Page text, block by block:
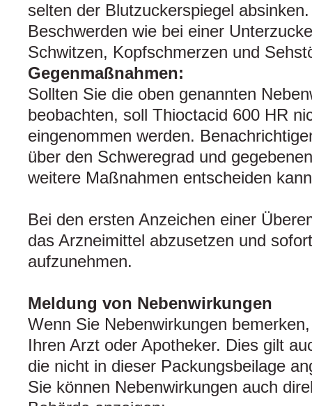
selten der Blutzuckerspiegel
Beschwerden wie bei einer
Schwitzen, Kopfschmerzen und
Gegenmaßnahmen:
Sollten Sie die oben genannten
beobachten, soll Thioctacid 600 HR
eingenommen werden.
über den Schweregrad und
weitere Maßnahmen entscheiden
Bei den ersten Anzeichen einer
das Arzneimittel abzusetzen und
aufzunehmen.
Meldung von Nebenwirkungen
Wenn Sie Nebenwirkungen
Ihren Arzt oder Apotheker. Dies gilt
die nicht in dieser Packungsbeilage
Sie können Nebenwirkungen auch